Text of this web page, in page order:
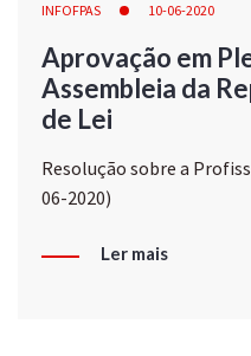
INFOFPAS 10-06-2020
Aprovação em
Assembleia da
de Lei
Resolução sobre a
06-2020)
Ler mais